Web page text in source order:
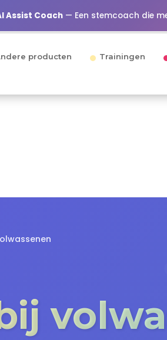
Assist Coach — Een stemcoach die
producten Trainingen